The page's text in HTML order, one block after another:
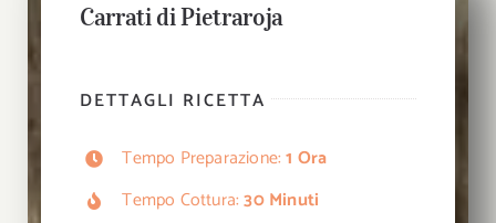
Carrati di Pietraroja
DETTAGLI RICETTA
Tempo Preparazione:1 Ora
Tempo Cottura:30 Minuti